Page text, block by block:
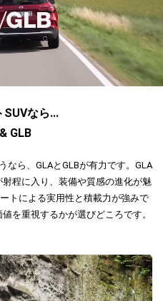
SUVなら...
GLB
なら、GLAとGLBが有力です。GLA
程に入り、装備や質感の進化が魅
トによる実用性と積載力が強みで
を重視するかが選びどころです。